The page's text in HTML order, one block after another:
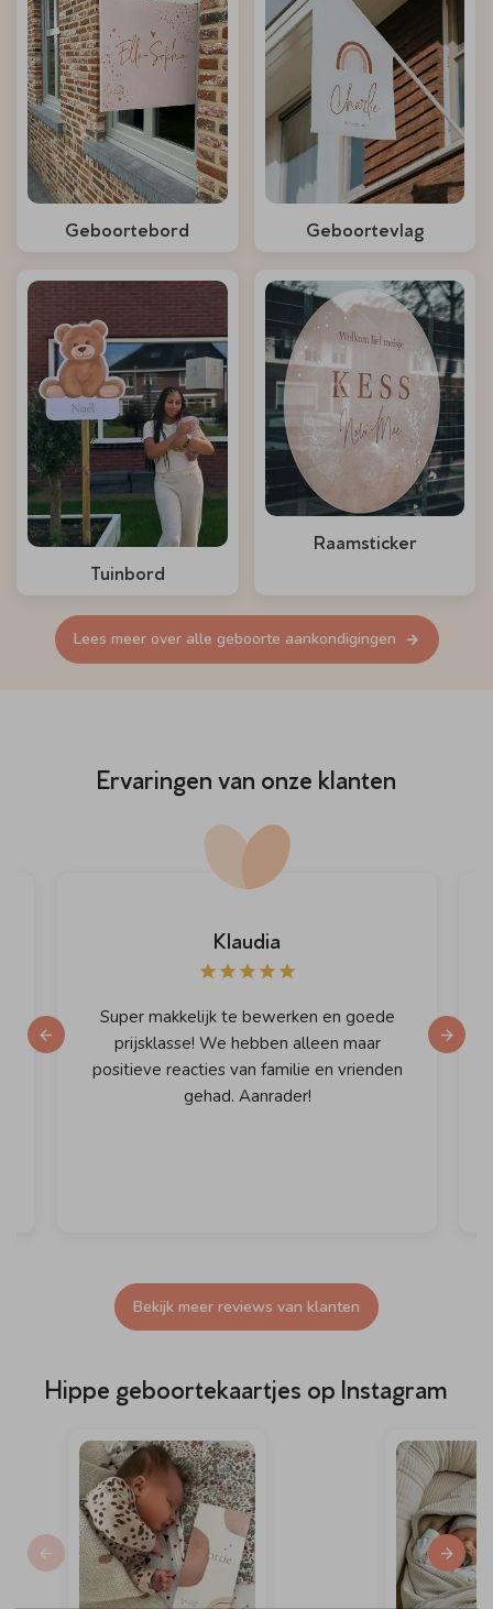
Geboortebord Geboortevlag
Tuinbord
Raamsticker
Lees meer over alle geboorte aankondigingen
Ervaringen van onze klanten
Klaudia
Super makkelijk te bewerken en goede
prijsklasse! We hebben alleen maar
positieve reacties van familie en vrienden
gehad. Aanrader!
Bekijk meer reviews van klanten
Hippe geboortekaartjes op Instagram